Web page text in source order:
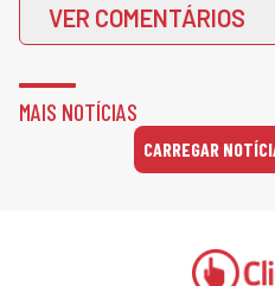
VER COMENTÁRIOS
MAIS NOTÍCIAS
CARREGAR